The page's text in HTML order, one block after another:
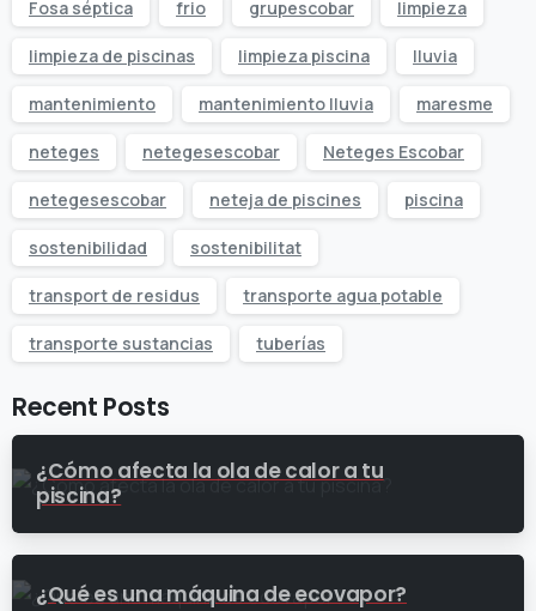
Fosa séptica frio grupescobar limpieza
limpieza de piscinas limpieza piscina lluvia
mantenimiento mantenimiento lluvia maresme
neteges netegesescobar Neteges Escobar
netegesescobar neteja de piscines piscina
sostenibilidad sostenibilitat
transport de residus transporte agua potable
transporte sustancias tuberías
Recent Posts
¿Cómo afecta la ola de calor a tu
piscina?
¿Qué es una máquina de ecovapor?